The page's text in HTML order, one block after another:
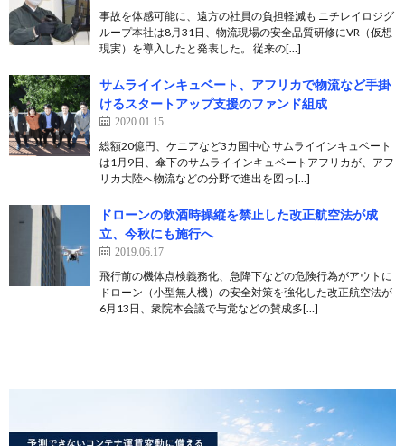
事故を体感可能に、遠方の社員の負担軽減も ニチレイロジグ
ループ本社は8月31日、物流現場の安全品質研修にVR（仮想
現実）を導入したと発表した。 従来の[…]
サムライインキュベート、アフリカで物流など手掛
けるスタートアップ支援のファンド組成
2020.01.15
総額20億円、ケニアなど3カ国中心 サムライインキュベート
は1月9日、傘下のサムライインキュベートアフリカが、アフ
リカ大陸へ物流などの分野で進出を図っ[…]
ドローンの飲酒時操縦を禁止した改正航空法が成
立、今秋にも施行へ
2019.06.17
飛行前の機体点検義務化、急降下などの危険行為がアウトに
ドローン（小型無人機）の安全対策を強化した改正航空法が
6月13日、衆院本会議で与党などの賛成多[…]